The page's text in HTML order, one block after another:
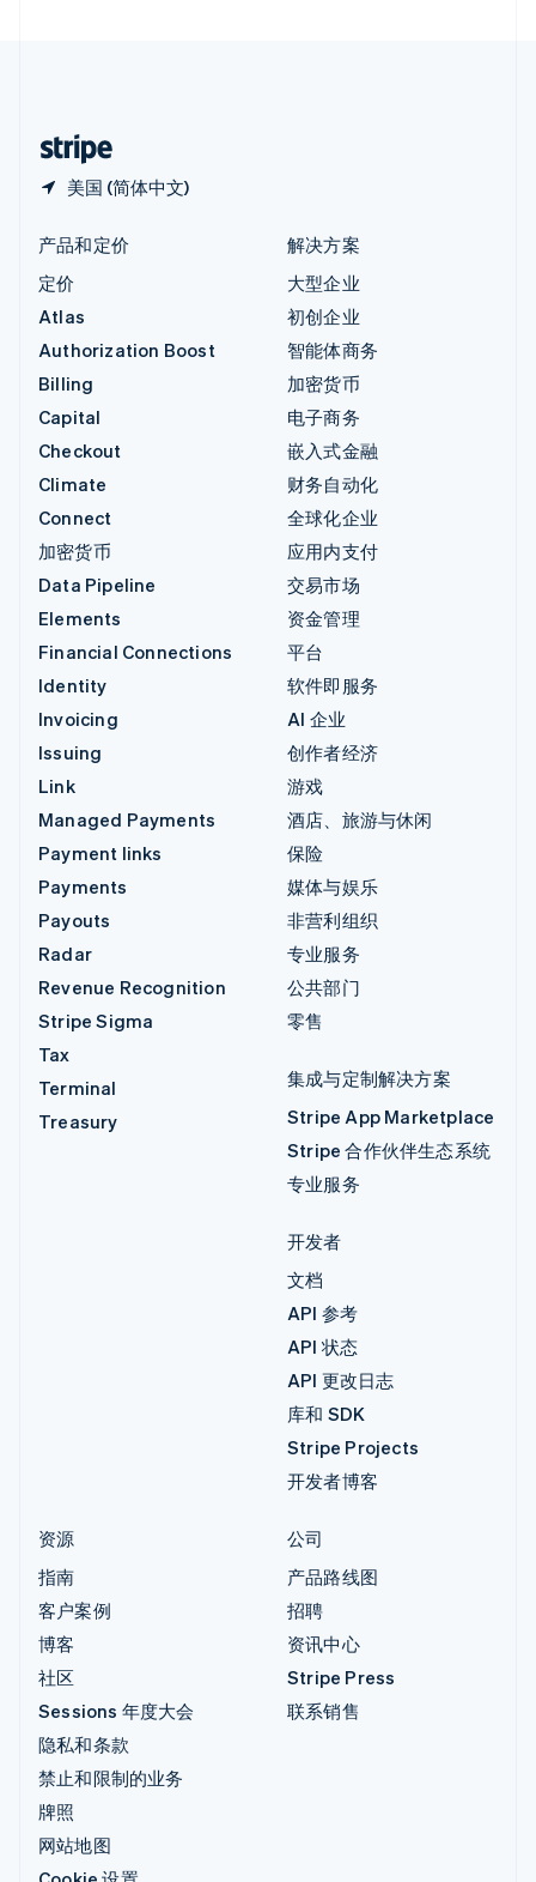
美国 (简体中文)
产品和定价
定价
Atlas
Authorization Boost
Billing
Capital
Checkout
Climate
Connect
加密货币
Data Pipeline
Elements
Financial Connections
Identity
Invoicing
Issuing
Link
Managed Payments
Payment links
Payments
Payouts
Radar
Revenue Recognition
Stripe Sigma
Tax
Terminal
Treasury
解决方案
大型企业
初创企业
智能体商务
加密货币
电子商务
嵌入式金融
财务自动化
全球化企业
应用内支付
交易市场
资金管理
平台
软件即服务
AI 企业
创作者经济
游戏
酒店、旅游与休闲
保险
媒体与娱乐
非营利组织
专业服务
公共部门
零售
集成与定制解决方案
Stripe App Marketplace
Stripe 合作伙伴生态系统
专业服务
开发者
文档
API 参考
API 状态
API 更改日志
库和 SDK
Stripe Projects
开发者博客
资源
指南
客户案例
博客
社区
Sessions 年度大会
隐私和条款
禁止和限制的业务
牌照
网站地图
公司
产品路线图
招聘
资讯中心
Stripe Press
联系销售